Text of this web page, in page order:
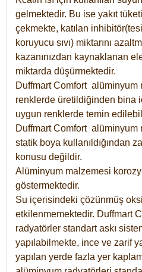
gelmektedir. Bu ise yakıt
çekmekte, katılan
koruyucu sıvı) miktarını
kazanınızdan kaynaklanan
miktarda düşürmektedir.
Duffmart Comfort alüminyum
renklerde üretildiğinden bina
uygun renklerde temin
DuffmartComfort alüminyum
statik boya kullanıldığından
konusu değildir.
Alüminyum malzemesi
göstermektedir.
Su içerisindeki çözünmüş
etkilenmemektedir. Duffmart
radyatörler standart askı
yapılabilmekte, ince ve zarif
yapılan yerde fazla yer